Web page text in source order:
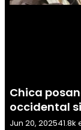
Chica
occidental
Jun 20, 202541.8k